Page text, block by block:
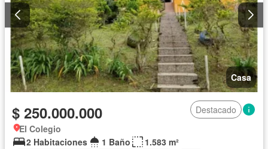
Casa
$ 250.000.000
Destacado
El Colegio
2 Habitaciones
1 Baño
1.583 m²